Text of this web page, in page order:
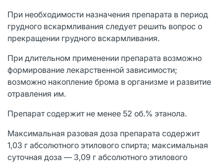
При необходимости назначения препарата в период
грудного вскармливания следует решить вопрос о
прекращении грудного вскармливания.
При длительном применении препарата возможно
формирование лекарственной зависимости;
возможно накопление брома в организме и развитие
отравления им.
Препарат содержит не менее 52 об.% этанола.
Максимальная разовая доза препарата содержит
1,03 г абсолютного этилового спирта; максимальная
суточная доза — 3,09 г абсолютного этилового